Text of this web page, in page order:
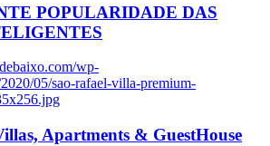
POPULARIDADE DAS
wp-
05/sao-rafael-villa-premium-
Apartments & GuestHouse